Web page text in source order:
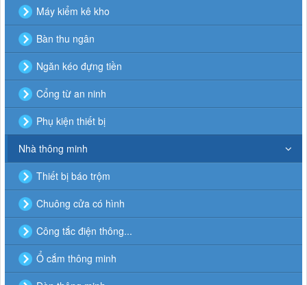
Máy kiểm kê kho
Bàn thu ngân
Ngăn kéo đựng tiền
Cổng từ an ninh
Phụ kiện thiết bị
Nhà thông minh
Thiết bị báo trộm
Chuông cửa có hình
Công tắc điện thông...
Ổ cắm thông minh